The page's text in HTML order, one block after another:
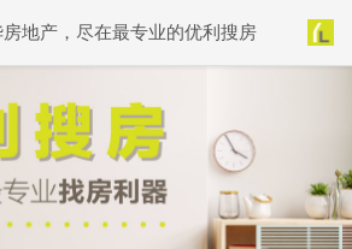
地产，尽在最专业的优利搜房